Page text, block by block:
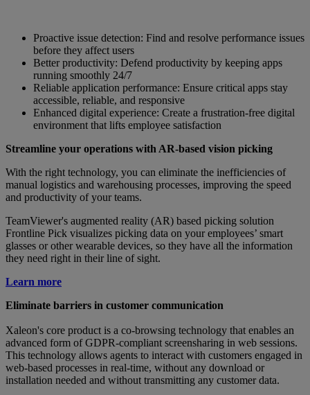
Proactive issue detection: Find and resolve performance issues
before they affect users
Better productivity: Defend productivity by keeping apps
running smoothly 24/7
Reliable application performance: Ensure critical apps stay
accessible, reliable, and responsive
Enhanced digital experience: Create a frustration-free digital
environment that lifts employee satisfaction
Streamline your operations with AR-based vision picking
With the right technology, you can eliminate the inefficiencies of
manual logistics and warehousing processes, improving the speed
and productivity of your teams.
TeamViewer's augmented reality (AR) based picking solution
Frontline Pick visualizes picking data on your employees’ smart
glasses or other wearable devices, so they have all the information
they need right in their line of sight.
Learn more
Eliminate barriers in customer communication
Xaleon's core product is a co-browsing technology that enables an
advanced form of GDPR-compliant screensharing in web sessions.
This technology allows agents to interact with customers engaged in
web-based processes in real-time, without any download or
installation needed and without transmitting any customer data.